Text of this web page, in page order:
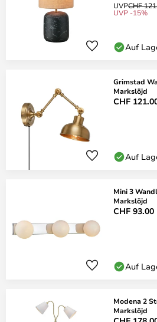
UVPCHF
UVP -15%
Auf
Grimstad
Markslöjd
CHF
Auf
Mini 3
Markslöjd
CHF 93.00
Auf
Modena 2
Markslöjd